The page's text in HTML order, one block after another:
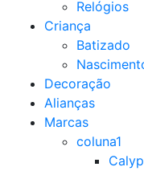
Relógios
Criança
Batizado
Decoração
Alianças
Marcas
coluna1